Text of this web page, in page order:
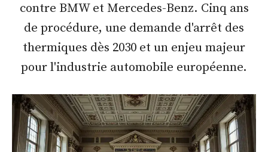
contre BMW et Mercedes-Benz. Cinq ans
de procédure, une demande d'arrêt des
thermiques dès 2030 et un enjeu majeur
pour l'industrie automobile européenne.